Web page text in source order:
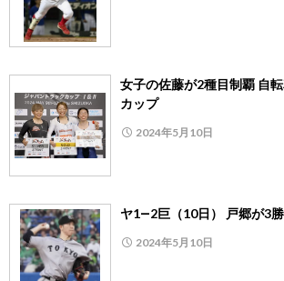
女子の佐藤が2種目制覇 自
カップ
2024年5月10日
ヤ1―2巨（10日） 戸郷が3
2024年5月10日